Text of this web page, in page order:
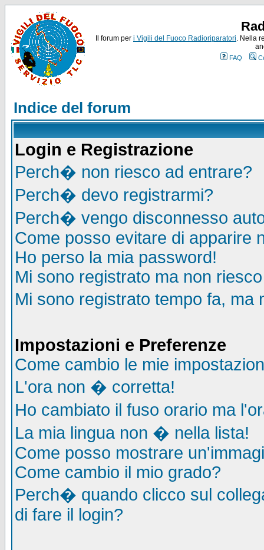
Il forum per i Vigili del Fuoco Radioriparatori. Nella
FAQ
Indice del forum
Login e Registrazione
Perch� non riesco ad entrare?
Perch� devo registrarmi?
Perch� vengo disconnesso
Come posso evitare di apparire
Ho perso la mia password!
Mi sono registrato ma non
Mi sono registrato tempo fa,
Impostazioni e Preferenze
Come cambio le mie
L'ora non � corretta!
Ho cambiato il fuso orario ma
La mia lingua non � nella lista!
Come posso mostrare
Come cambio il mio grado?
Perch� quando clicco sul
di fare il login?